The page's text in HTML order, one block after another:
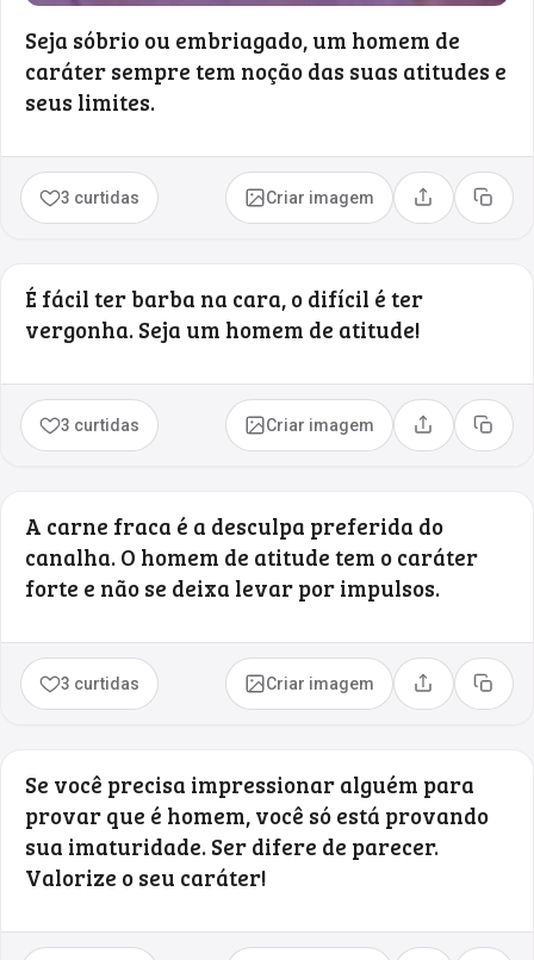
Seja sóbrio ou embriagado, um homem de
caráter sempre tem noção das suas atitudes e
seus limites.
3 curtidas Criar imagem Compartilhar
Copiar
É fácil ter barba na cara, o difícil é ter
vergonha. Seja um homem de atitude!
3 curtidas Criar imagem Compartilhar
Copiar
A carne fraca é a desculpa preferida do
canalha. O homem de atitude tem o caráter
forte e não se deixa levar por impulsos.
3 curtidas Criar imagem Compartilhar
Copiar
Se você precisa impressionar alguém para
provar que é homem, você só está provando
sua imaturidade. Ser difere de parecer.
Valorize o seu caráter!